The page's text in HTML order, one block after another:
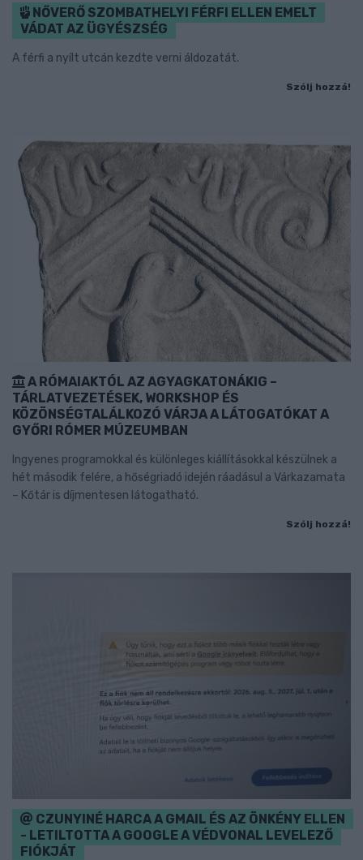
NŐVERŐ SZOMBATHELYI FÉRFI ELLEN EMELT
VÁDAT AZ ÜGYÉSZSÉG
A férfi a nyílt utcán kezdte verni áldozatát.
Szólj hozzá!
A RÓMAIAKTÓL AZ AGYAGKATONÁKIG –
TÁRLATVEZETÉSEK, WORKSHOP ÉS
KÖZÖNSÉGTALÁLKOZÓ VÁRJA A LÁTOGATÓKAT A
GYŐRI RÓMER MÚZEUMBAN
Ingyenes programokkal és különleges kiállításokkal készülnek a
hét második felére, a hőségriadó idején ráadásul a Várkazamata
– Kőtár is díjmentesen látogatható.
Szólj hozzá!
CZUNYINÉ HARCA A GMAIL ÉS AZ ÖNKÉNY ELLEN
- LETILTOTTA A GOOGLE A VÉDVONAL LEVELEZŐ
FIÓKJÁT